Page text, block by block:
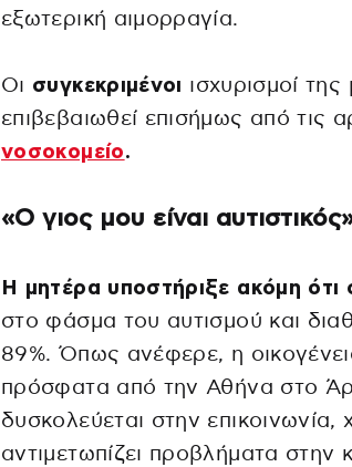
εξωτερική αιμορραγία.
Οι συγκεκριμένοι ισχυρισμοί
επιβεβαιωθεί επισήμως από τις
νοσοκομείο.
«Ο γιος μου είναι
Η μητέρα υποστήριξε ακόμη ότι
στο φάσμα του αυτισμού και
89%. Όπως ανέφερε, η
πρόσφατα από την Αθήνα στο
δυσκολεύεται στην
αντιμετωπίζει προβλήματα στην